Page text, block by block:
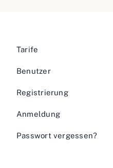
Tarife
Benutzer
Registrierung
Anmeldung
Passwort vergessen?